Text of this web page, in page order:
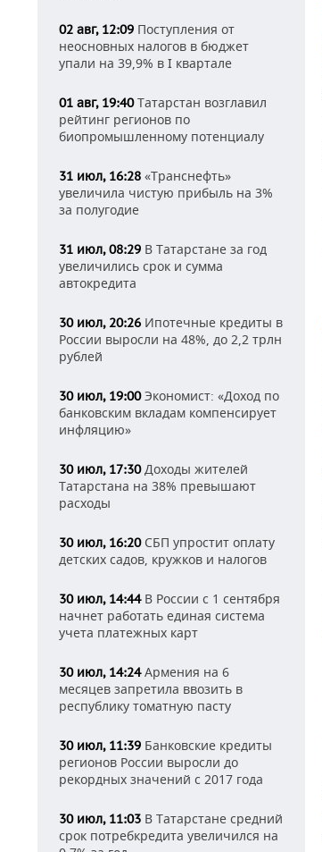
02 авг, 12:09 Поступления от
неосновных налогов в бюджет
упали на 39,9% в I квартале
01 авг, 19:40Татарстан возглавил
рейтинг регионов по
биопромышленному потенциалу
31 июл, 16:28 «Транснефть»
увеличила чистую прибыль на 3%
за полугодие
31 июл, 08:29 В Татарстане за год
увеличились срок и сумма
автокредита
30 июл, 20:26 Ипотечные кредиты в
России выросли на 48%, до 2,2 трлн
рублей
30 июл, 19:00Экономист: «Доход по
банковским вкладам компенсирует
инфляцию»
30 июл, 17:30Доходы жителей
Татарстана на 38% превышают
расходы
30 июл, 16:20СБП упростит оплату
детских садов, кружков и налогов
30 июл, 14:44В России с 1 сентября
начнет работать единая система
учета платежных карт
30 июл, 14:24Армения на 6
месяцев запретила ввозить в
республику томатную пасту
30 июл, 11:39 Банковские кредиты
регионов России выросли до
рекордных значений с 2017 года
30 июл, 11:03 В Татарстане средний
срок потребкредита увеличился на